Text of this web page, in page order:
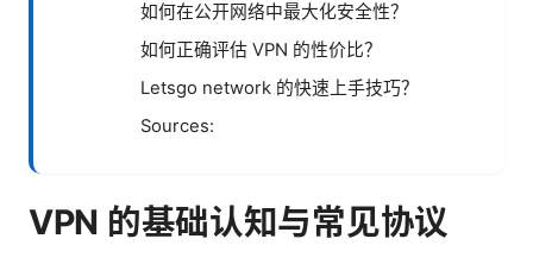
如何在公开网络中最大化安全性？
如何正确评估 VPN 的性价比？
Letsgo network 的快速上手技巧？
Sources:
VPN 的基础认知与常见协议